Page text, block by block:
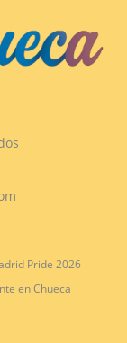
Pride 2026
en Chueca